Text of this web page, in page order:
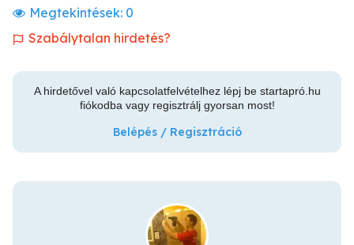
Megtekintések: 0
Szabálytalan hirdetés?
A hirdetővel való kapcsolatfelvételhez lépj be startapró.hu
fiókodba vagy regisztrálj gyorsan most!
Belépés / Regisztráció